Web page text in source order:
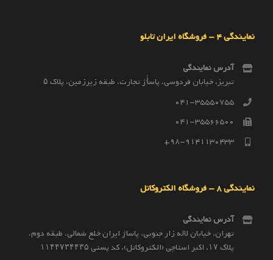
نمایندگی 4 – فروشگاه ایران تابلو
آدرس نمایندگی
تبریز، خیابان فردوسی، پاساٰژ تجارت، طبقه زیرزمین، پلاک ۵
041-35550755
041-35566500
98-9141130433+
نمایندگی 8 – فروشگاه الکتروکاتل
آدرس نمایندگی
تهران، خیابان لاله زار جنوبی، پاساژ ایران خلع شمالی، طبقه دوم،
پلاک ۱۷، اکبر استاچی (الکتروکاتل)، کد پستی ۱۱۴۴۷۳۴۴۳۵